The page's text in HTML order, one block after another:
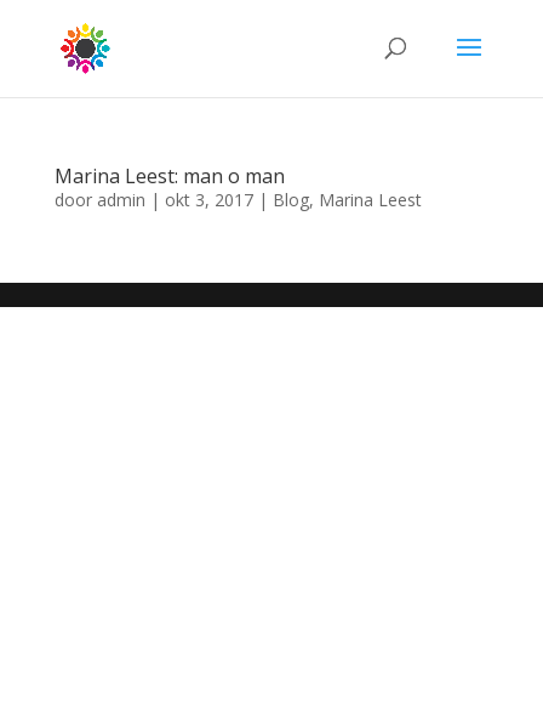
Marina Leest: man o man
door admin | okt 3, 2017| Blog, Marina Leest